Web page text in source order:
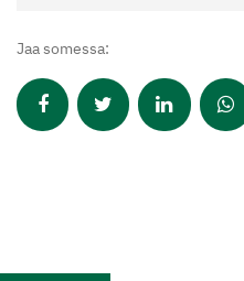
Jaa somessa: